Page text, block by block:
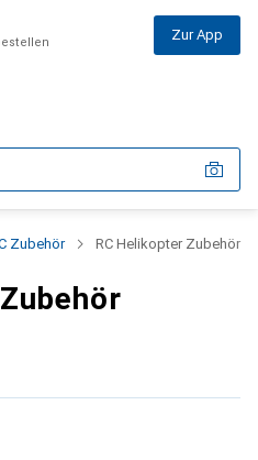
Zur App
Zubehör RC Helikopter Zubehör